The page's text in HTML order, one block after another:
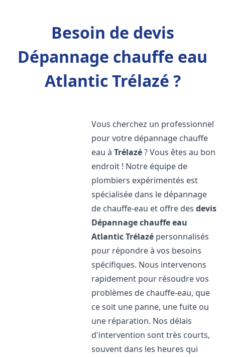
Besoin de devis
Dépannage chauffe eau
Atlantic Trélazé ?
Vous cherchez un professionnel
pour votre dépannage chauffe
eau àTrélazé? Vous êtes au bon
endroit ! Notre équipe de
plombiers expérimentés est
spécialisée dans le dépannage
de chauffe-eau et offre desdevis
Dépannage chauffe eau
AtlanticTrélazé personnalisés
pour répondre à vos besoins
spécifiques. Nous intervenons
rapidement pour résoudre vos
problèmes de chauffe-eau, que
ce soit une panne, une fuite ou
une réparation. Nos délais
d'intervention sont très courts,
souvent dans les heures qui